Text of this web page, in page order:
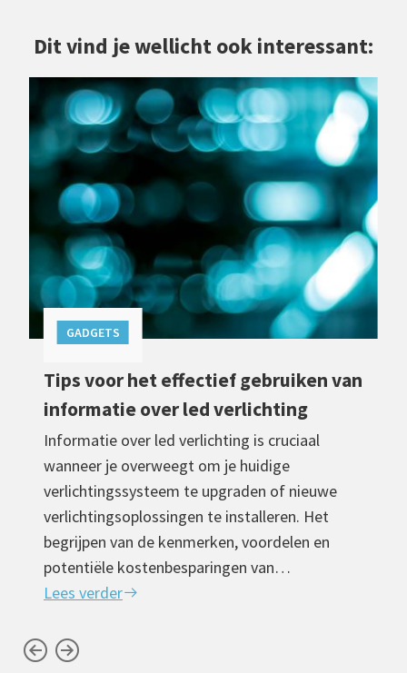
Dit vind je wellicht ook interessant:
GADGETS
Tips voor het effectief gebruiken van
informatie over led verlichting
Informatie over led verlichting is cruciaal
wanneer je overweegt om je huidige
verlichtingssysteem te upgraden of nieuwe
verlichtingsoplossingen te installeren. Het
begrijpen van de kenmerken, voordelen en
potentiële kostenbesparingen van…
Lees verder